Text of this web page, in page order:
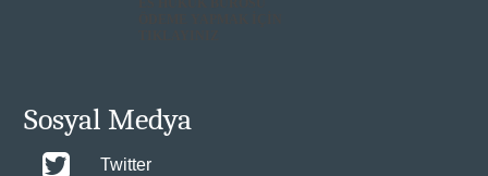
Sosyal Medya
Twitter